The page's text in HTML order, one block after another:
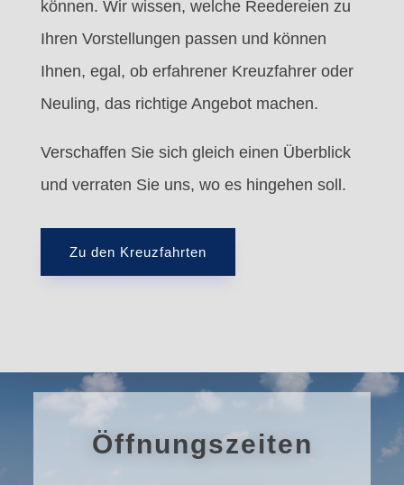
können. Wir wissen, welche Reedereien zu
Ihren Vorstellungen passen und können
Ihnen, egal, ob erfahrener Kreuzfahrer oder
Neuling, das richtige Angebot machen.
Verschaffen Sie sich gleich einen Überblick
und verraten Sie uns, wo es hingehen soll.
Zu den Kreuzfahrten
Öffnungszeiten